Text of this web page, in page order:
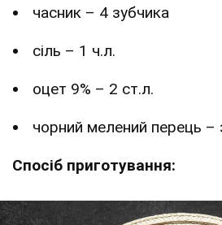
часник – 4 зубчика
сіль – 1 ч.л.
оцет 9% – 2 ст.л.
чорний мелений перець –
Спосіб приготування: